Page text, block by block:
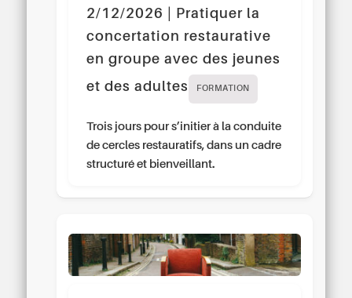
2/12/2026 | Pratiquer la
concertation restaurative
en groupe avec des jeunes
et des adultes
FORMATION
Trois jours pour s’initier à la conduite
de cercles restauratifs, dans un cadre
structuré et bienveillant.